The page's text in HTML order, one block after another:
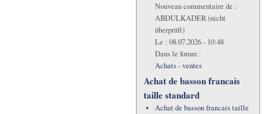
Nouveau commentaire de :
ABDULKADER (nicht
überprüft)
Le : 08.07.2026 - 10:48
Dans le forum :
Achats - ventes
Achat de basson francais
taille standard
Achat de basson francais taille